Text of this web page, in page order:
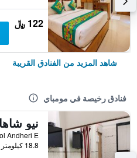
122 ﷼
شاهد المزيد من الفنادق القريبة
فنادق رخيصة في مومباي
18.8 كيلومتر عن وسط المدينة